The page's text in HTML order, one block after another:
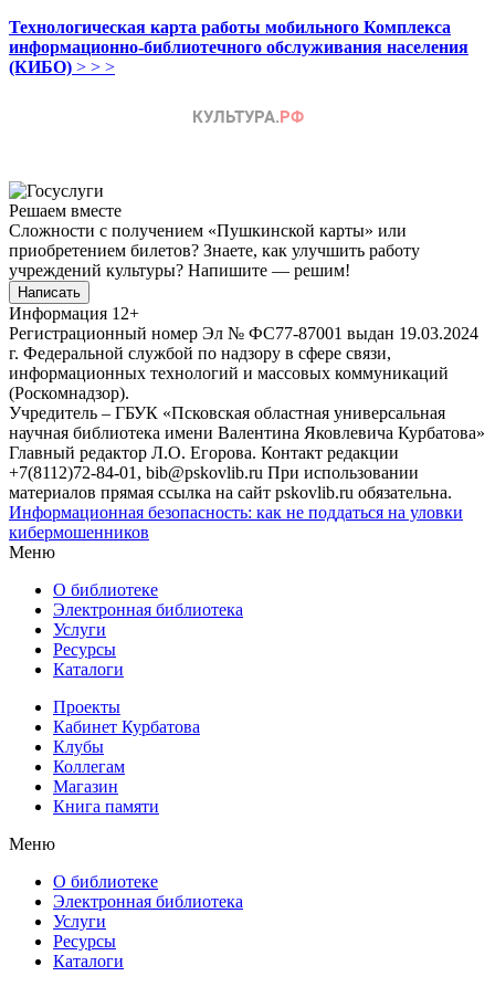
Технологическая карта работы мобильного Комплекса
информационно-библиотечного обслуживания населения
(КИБО) > > >
Решаем вместе
Сложности с получением «Пушкинской карты» или
приобретением билетов? Знаете, как улучшить работу
учреждений культуры? Напишите — решим!
Написать
Информация 12+
Регистрационный номер Эл № ФС77-87001 выдан 19.03.2024
г. Федеральной службой по надзору в сфере связи,
информационных технологий и массовых коммуникаций
(Роскомнадзор).
Учредитель – ГБУК «Псковская областная универсальная
научная библиотека имени Валентина Яковлевича Курбатова»
Главный редактор Л.О. Егорова. Контакт редакции
+7(8112)72-84-01, bib@pskovlib.ru При использовании
материалов прямая ссылка на сайт pskovlib.ru обязательна.
Информационная безопасность: как не поддаться на уловки
кибермошенников
Меню
О библиотеке
Электронная библиотека
Услуги
Ресурсы
Каталоги
Проекты
Кабинет Курбатова
Клубы
Коллегам
Магазин
Книга памяти
Меню
О библиотеке
Электронная библиотека
Услуги
Ресурсы
Каталоги